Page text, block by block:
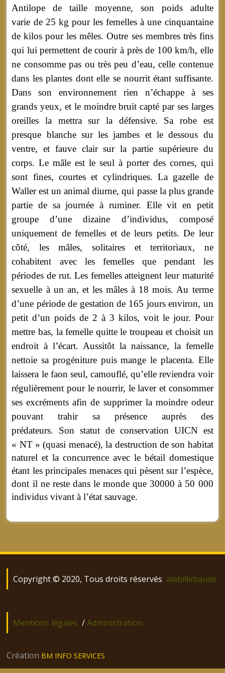
Antilope de taille moyenne, son poids adulte
varie de 25 kg pour les femelles à une cinquantaine
de kilos pour les mêles. Outre ses membres très fins
qui lui permettent de courir à près de 100 km/h, elle
ne consomme pas ou très peu d’eau, celle contenue
dans les plantes dont elle se nourrit étant suffisante.
Dans son environnement rien n’échappe à ses
grands yeux, et le moindre bruit capté par ses larges
oreilles la mettra sur la défensive. Sa robe est
presque blanche sur les jambes et le dessous du
ventre, et fauve clair sur la partie supérieure du
corps. Le mâle est le seul à porter des cornes, qui
sont fines, courtes et cylindriques. La gazelle de
Waller est un animal diurne, qui passe la plus grande
partie de sa journée à ruminer. Elle vit en petit
groupe d’une dizaine d’individus, composé
uniquement de femelles et de leurs petits. De leur
côté, les mâles, solitaires et territoriaux, ne
cohabitent avec les femelles que pendant les
périodes de rut. Les femelles atteignent leur maturité
sexuelle à un an, et les mâles à 18 mois. Au terme
d’une période de gestation de 165 jours environ, un
petit d’un poids de 2 à 3 kilos, voit le jour. Pour
mettre bas, la femelle quitte le troupeau et choisit un
endroit à l’écart. Aussitôt la naissance, la femelle
nettoie sa progéniture puis mange le placenta. Elle
laissera le faon seul, camouflé, qu’elle reviendra voir
régulièrement pour le nourrir, le laver et consommer
ses excréments afin de supprimer la moindre odeur
pouvant trahir sa présence auprès des
prédateurs. Son statut de conservation UICN est
« NT » (quasi menacé), la destruction de son habitat
naturel et la concurrence avec le bétail domestique
étant les principales menaces qui pèsent sur l’espèce,
dont il ne reste dans le monde que 30000 à 50 000
individus vivant à l’état sauvage.
Copyright © 2020, Tous droits réservés alabillebaude
Mentions légales /Administration
Création BM INFO SERVICES